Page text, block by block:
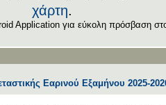
χάρτη.
Application για εύκολη πρόσβαση
Εαρινού Εξαμήνου 2025-